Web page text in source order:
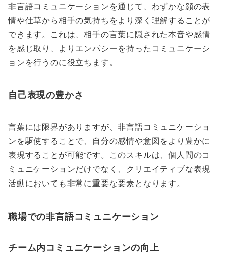
非言語コミュニケーションを通じて、わずかな顔の表
情や仕草から相手の気持ちをより深く理解することが
できます。これは、相手の言葉に隠された本音や感情
を感じ取り、よりエンパシーを持ったコミュニケーシ
ョンを行うのに役立ちます。
自己表現の豊かさ
言葉には限界がありますが、非言語コミュニケーショ
ンを駆使することで、自分の感情や意図をより豊かに
表現することが可能です。このスキルは、個人間のコ
ミュニケーションだけでなく、クリエイティブな表現
活動においても非常に重要な要素となります。
職場での非言語コミュニケーション
チーム内コミュニケーションの向上